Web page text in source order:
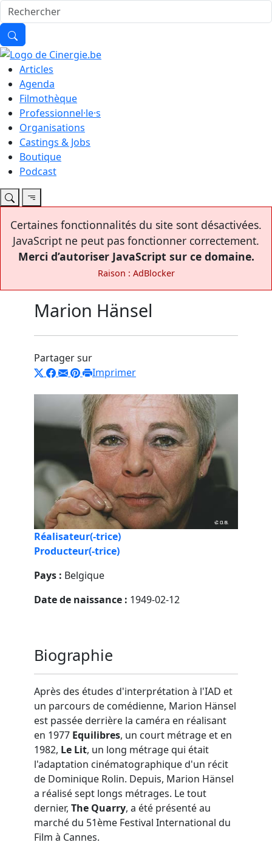
Articles
Agenda
Filmothèque
Professionnel·le·s
Organisations
Castings & Jobs
Boutique
Podcast
Certaines fonctionnalités du site sont désactivées.
JavaScript ne peut pas fonctionner correctement.
Merci d’autoriser JavaScript sur ce domaine.
Raison : AdBlocker
Marion Hänsel
Partager sur
Imprimer
Réalisateur(-trice)
Producteur(-trice)
Pays : Belgique
Date de naissance : 1949-02-12
Biographie
Après des études d'interprétation à l'IAD et
un parcours de comédienne, Marion Hänsel
est passée derrière la caméra en réalisant
en 1977 Equilibres, un court métrage et en
1982, Le Lit, un long métrage qui était
l'adaptation cinématographique d'un récit
de Dominique Rolin. Depuis, Marion Hänsel
a réalisé sept longs métrages. Le tout
dernier, The Quarry, a été présenté au
marché du 51ème Festival International du
Film à Cannes.